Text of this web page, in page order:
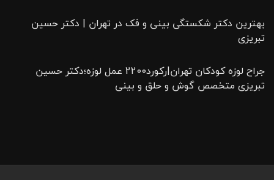
بهترین دکتر شکستگی بینی و فک در تهران | دکتر حسین
تبریزی
جراح لوزه کودکان تهران|رکورد2200 عمل لوزه؛دکتر حسین
تبریزی متخصص گوش و حلق و بینی